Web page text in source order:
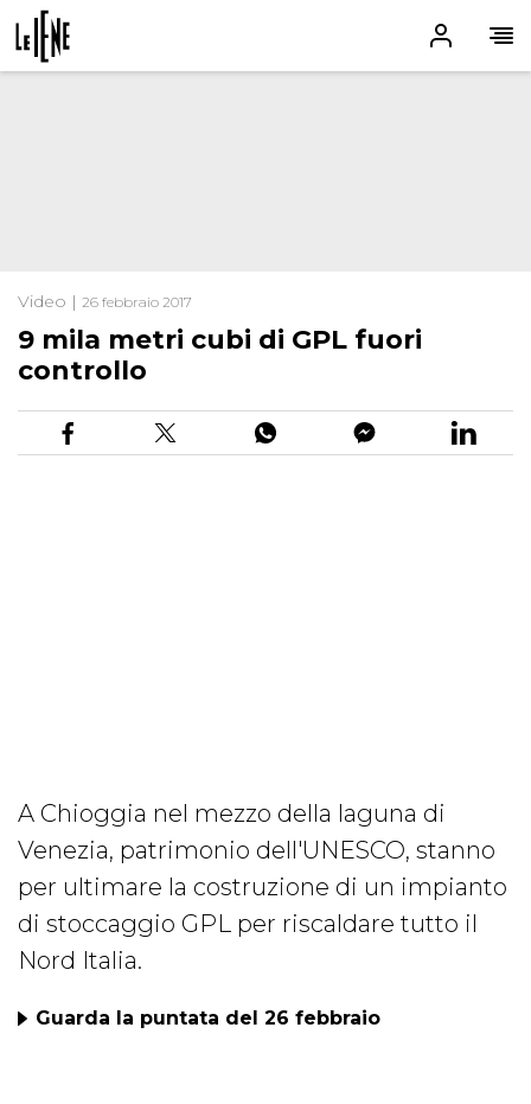
Video | 26 febbraio 2017
9 mila metri cubi di GPL fuori
controllo
A Chioggia nel mezzo della laguna di
Venezia, patrimonio dell'UNESCO, stanno
per ultimare la costruzione di un impianto
di stoccaggio GPL per riscaldare tutto il
Nord Italia.
Guarda la puntata del 26 febbraio